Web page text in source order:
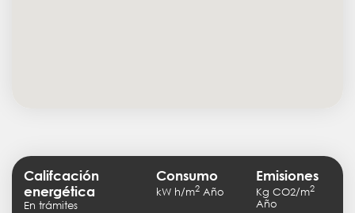
Califcación
energética
En trámites
Consumo
kW h/m2 Año
Emisiones
Kg CO2/m2
Año